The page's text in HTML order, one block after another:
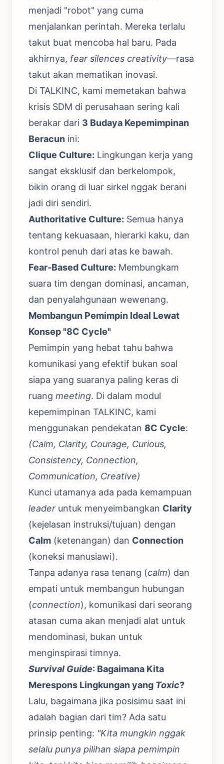
menjadi "robot" yang cuma
menjalankan perintah. Mereka terlalu
takut buat mencoba hal baru. Pada
akhirnya, fear silences creativity—rasa
takut akan mematikan inovasi.
Di TALKINC, kami memetakan bahwa
krisis SDM di perusahaan sering kali
berakar dari 3 Budaya Kepemimpinan
Beracun ini:
Clique Culture: Lingkungan kerja yang
sangat eksklusif dan berkelompok,
bikin orang di luar sirkel nggak berani
jadi diri sendiri.
Authoritative Culture: Semua hanya
tentang kekuasaan, hierarki kaku, dan
kontrol penuh dari atas ke bawah.
Fear-Based Culture: Membungkam
suara tim dengan dominasi, ancaman,
dan penyalahgunaan wewenang.
Membangun Pemimpin Ideal Lewat
Konsep "8C Cycle"
Pemimpin yang hebat tahu bahwa
komunikasi yang efektif bukan soal
siapa yang suaranya paling keras di
ruang meeting. Di dalam modul
kepemimpinan TALKINC, kami
menggunakan pendekatan 8C Cycle:
(Calm, Clarity, Courage, Curious,
Consistency, Connection,
Communication, Creative)
Kunci utamanya ada pada kemampuan
leader untuk menyeimbangkan Clarity
(kejelasan instruksi/tujuan) dengan
Calm (ketenangan) dan Connection
(koneksi manusiawi).
Tanpa adanya rasa tenang (calm) dan
empati untuk membangun hubungan
(connection), komunikasi dari seorang
atasan cuma akan menjadi alat untuk
mendominasi, bukan untuk
menginspirasi timnya.
Survival Guide: Bagaimana Kita
Merespons Lingkungan yang Toxic?
Lalu, bagaimana jika posisimu saat ini
adalah bagian dari tim? Ada satu
prinsip penting: "Kita mungkin nggak
selalu punya pilihan siapa pemimpin